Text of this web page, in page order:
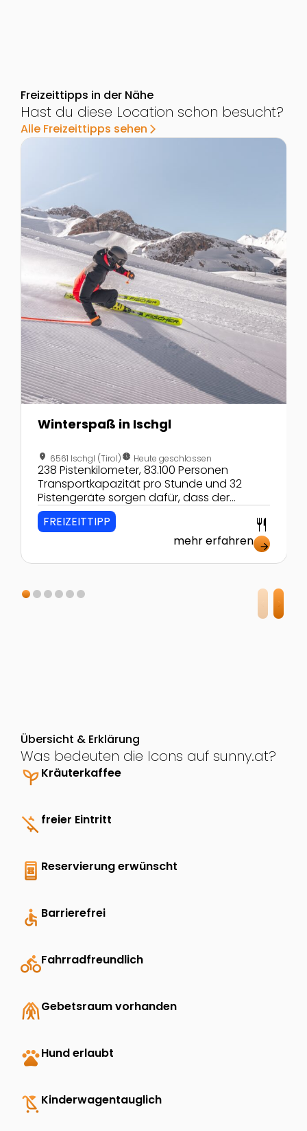
Freizeittipps in der Nähe
Hast du diese Location schon besucht?
Alle Freizeittipps sehen arrow_forward_ios
Zur Detailseite von Winterspaß in Ischgl
Winterspaß in Ischgl
location_on 6561 Ischgl (Tirol)nest_clock_farsight_analog Heute geschlossen
238 Pistenkilometer, 83.100 Personen
Transportkapazität pro Stunde und 32
Pistengeräte sorgen dafür, dass der
Winterurlaub in Ischgl ein voller Erfolg wird!
Große und kleine Wintersportfans können
hier tolle Tage verbringen.
FREIZEITTIPP restaurant
mehr erfahren arrow_forward
Übersicht & Erklärung
Was bedeuten die Icons auf sunny.at?
psychiatryKräuterkaffee
money_off freier Eintritt
book_online Reservierung erwünscht
accessible Barrierefrei
directions_bikeFahrradfreundlich
folded_handsGebetsraum vorhanden
petsHund erlaubt
child_friendly Kinderwagentauglich